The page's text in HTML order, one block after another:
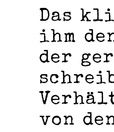
Das
ihm
der
von